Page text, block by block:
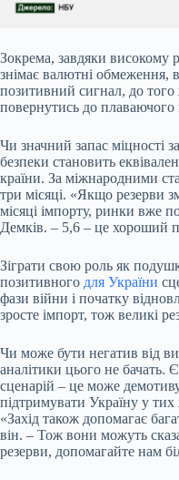
Зокрема, завдяки високому
знімає валютні обмеження,
позитивний сигнал, до
повернутись до
Чи значний запас міцності
безпеки становить
країни. За міжнародними
три місяці. «Якщо резерви
місяці імпорту, ринки вже
Демків. – 5,6 – це хороший
Зіграти свою роль як
позитивного для України
фази війни і початку
зросте імпорт, тож великі
Чи може бути негатив від
аналітики цього не бачать.
сценарій – це може
підтримувати Україну у
«Захід також допомагає
він. – Тож вони можуть
резерви, допомагайте нам